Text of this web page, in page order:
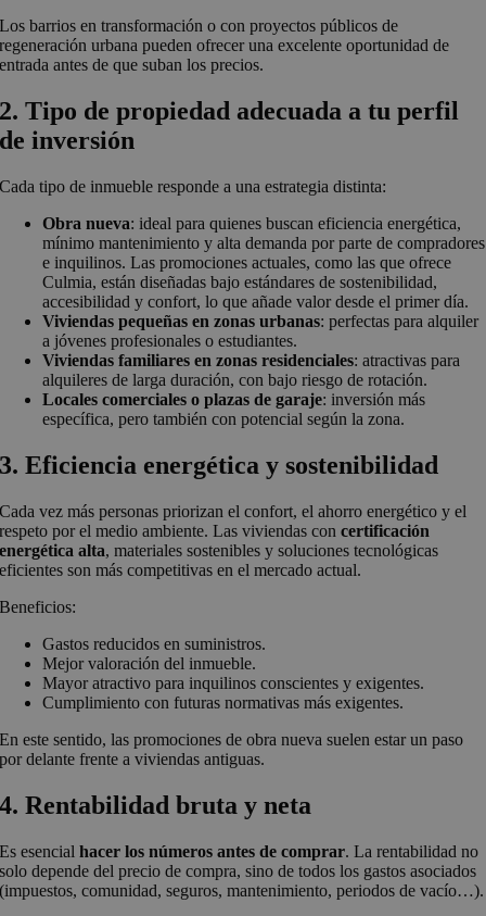
Los barrios en transformación o con proyectos públicos de
regeneración urbana pueden ofrecer una excelente oportunidad de
entrada antes de que suban los precios.
2. Tipo de propiedad adecuada a tu perfil
de inversión
Cada tipo de inmueble responde a una estrategia distinta:
Obra nueva: ideal para quienes buscan eficiencia energética,
mínimo mantenimiento y alta demanda por parte de compradores
e inquilinos. Las promociones actuales, como las que ofrece
Culmia, están diseñadas bajo estándares de sostenibilidad,
accesibilidad y confort, lo que añade valor desde el primer día.
Viviendas pequeñas en zonas urbanas: perfectas para alquiler
a jóvenes profesionales o estudiantes.
Viviendas familiares en zonas residenciales: atractivas para
alquileres de larga duración, con bajo riesgo de rotación.
Locales comerciales o plazas de garaje: inversión más
específica, pero también con potencial según la zona.
3. Eficiencia energética y sostenibilidad
Cada vez más personas priorizan el confort, el ahorro energético y el
respeto por el medio ambiente. Las viviendas concertificación
energética alta, materiales sostenibles y soluciones tecnológicas
eficientes son más competitivas en el mercado actual.
Beneficios:
Gastos reducidos en suministros.
Mejor valoración del inmueble.
Mayor atractivo para inquilinos conscientes y exigentes.
Cumplimiento con futuras normativas más exigentes.
En este sentido, las promociones de obra nueva suelen estar un paso
por delante frente a viviendas antiguas.
4. Rentabilidad bruta y neta
Es esencialhacer los números antes de comprar. La rentabilidad no
solo depende del precio de compra, sino de todos los gastos asociados
(impuestos, comunidad, seguros, mantenimiento, periodos de vacío…).